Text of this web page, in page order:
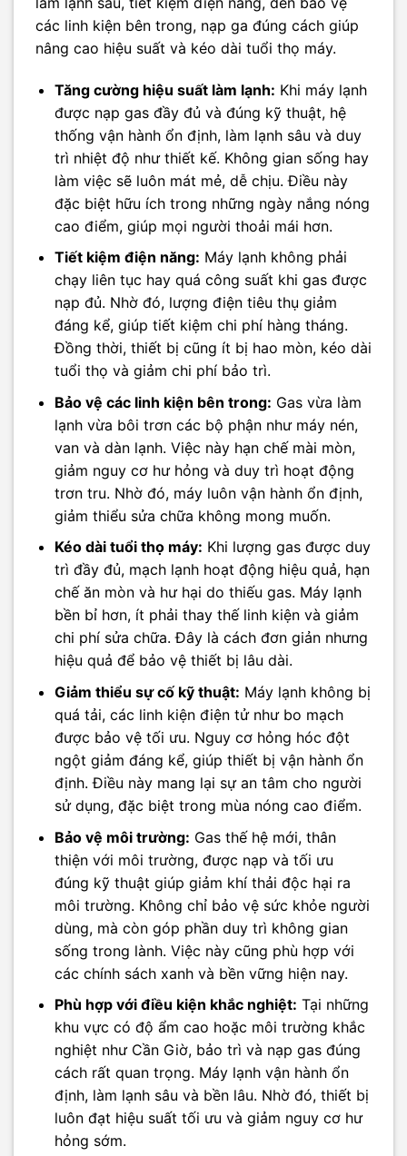
các linh kiện bên trong, nạp ga đúng cách giúp
nâng cao hiệu suất và kéo dài tuổi thọ máy.
Tăng cường hiệu suất làm lạnh: Khi máy lạnh
được nạp gas đầy đủ và đúng kỹ thuật, hệ
thống vận hành ổn định, làm lạnh sâu và duy
trì nhiệt độ như thiết kế. Không gian sống hay
làm việc sẽ luôn mát mẻ, dễ chịu. Điều này
đặc biệt hữu ích trong những ngày nắng nóng
cao điểm, giúp mọi người thoải mái hơn.
Tiết kiệm điện năng: Máy lạnh không phải
chạy liên tục hay quá công suất khi gas được
nạp đủ. Nhờ đó, lượng điện tiêu thụ giảm
đáng kể, giúp tiết kiệm chi phí hàng tháng.
Đồng thời, thiết bị cũng ít bị hao mòn, kéo dài
tuổi thọ và giảm chi phí bảo trì.
Bảo vệ các linh kiện bên trong: Gas vừa làm
lạnh vừa bôi trơn các bộ phận như máy nén,
van và dàn lạnh. Việc này hạn chế mài mòn,
giảm nguy cơ hư hỏng và duy trì hoạt động
trơn tru. Nhờ đó, máy luôn vận hành ổn định,
giảm thiểu sửa chữa không mong muốn.
Kéo dài tuổi thọ máy: Khi lượng gas được duy
trì đầy đủ, mạch lạnh hoạt động hiệu quả, hạn
chế ăn mòn và hư hại do thiếu gas. Máy lạnh
bền bỉ hơn, ít phải thay thế linh kiện và giảm
chi phí sửa chữa. Đây là cách đơn giản nhưng
hiệu quả để bảo vệ thiết bị lâu dài.
Giảm thiểu sự cố kỹ thuật: Máy lạnh không bị
quá tải, các linh kiện điện tử như bo mạch
được bảo vệ tối ưu. Nguy cơ hỏng hóc đột
ngột giảm đáng kể, giúp thiết bị vận hành ổn
định. Điều này mang lại sự an tâm cho người
sử dụng, đặc biệt trong mùa nóng cao điểm.
Bảo vệ môi trường: Gas thế hệ mới, thân
thiện với môi trường, được nạp và tối ưu
đúng kỹ thuật giúp giảm khí thải độc hại ra
môi trường. Không chỉ bảo vệ sức khỏe người
dùng, mà còn góp phần duy trì không gian
sống trong lành. Việc này cũng phù hợp với
các chính sách xanh và bền vững hiện nay.
Phù hợp với điều kiện khắc nghiệt: Tại những
khu vực có độ ẩm cao hoặc môi trường khắc
nghiệt như Cần Giờ, bảo trì và nạp gas đúng
cách rất quan trọng. Máy lạnh vận hành ổn
định, làm lạnh sâu và bền lâu. Nhờ đó, thiết bị
luôn đạt hiệu suất tối ưu và giảm nguy cơ hư
hỏng sớm.